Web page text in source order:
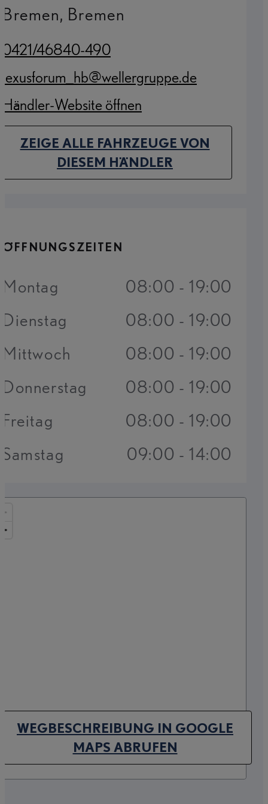
Bremen, Bremen
0421/46840-490
(Opens in new tab)
lexusforum_hb@wellergruppe.de
(Opens in new tab)
Händler-Website öffnen
(Opens in new tab)
ZEIGE ALLE FAHRZEUGE VON
DIESEM HÄNDLER(OPENS IN NEW TAB)
WEGBESCHREIBUNG IN GOOGLE
MAPS ABRUFEN(OPENS IN NEW TAB)
ÖFFNUNGSZEITEN
Montag
08:00 - 19:00
Dienstag
08:00 - 19:00
Mittwoch
08:00 - 19:00
Donnerstag
08:00 - 19:00
Freitag
08:00 - 19:00
Samstag
09:00 - 14:00